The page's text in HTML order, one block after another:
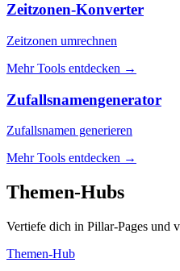
Zeitzonen-Konverter
Zeitzonen umrechnen
Mehr Tools entdecken →
Zufallsnamengenerator
Zufallsnamen generieren
Mehr Tools entdecken →
Themen-Hubs
Vertiefe dich in Pillar-Pages und
Themen-Hub